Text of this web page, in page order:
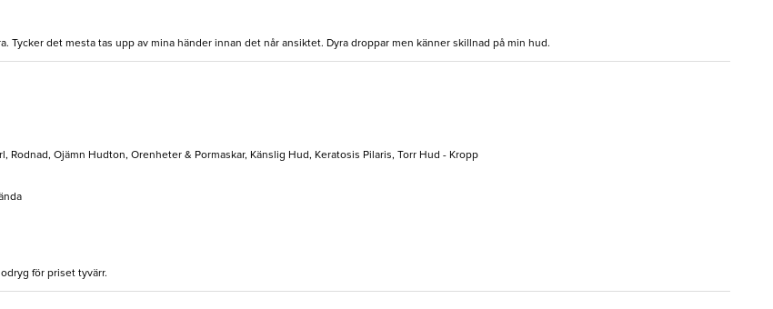
Tycker det mesta tas upp av mina händer innan det når ansiktet. Dyra droppar men känner skillnad på min hud.
Rodnad, Ojämn Hudton, Orenheter & Pormaskar, Känslig Hud, Keratosis Pilaris, Torr Hud - Kropp
för priset tyvärr.